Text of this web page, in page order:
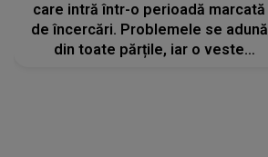
care intră într-o perioadă marcată
de încercări. Problemele se adună
din toate părțile, iar o veste